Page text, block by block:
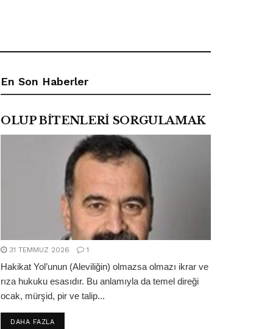
En Son Haberler
OLUP BİTENLERİ SORGULAMAK
31 TEMMUZ 2026 1
Hakikat Yol’unun (Aleviliğin) olmazsa olmazı ikrar ve
rıza hukuku esasıdır. Bu anlamıyla da temel direği
ocak, mürşid, pir ve talip...
DAHA FAZLADETAILS